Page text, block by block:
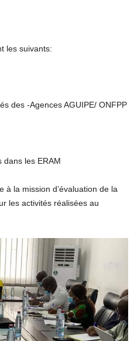
les suivants:
des -Agences AGUIPE/ ONFPP
dans les ERAM
à la mission d’évaluation de la
les activités réalisées au